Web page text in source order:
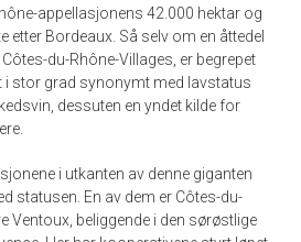
appellasjonens 42.000 hektar og
etter Bordeaux. Så selv om en åttedel
du-Rhône-Villages, er begrepet
i stor grad synonymt med lavstatus
dessuten en yndet kilde for
i utkanten av denne giganten
statusen. En av dem er Côtes-du-
Ventoux, beliggende i den sørøstlige